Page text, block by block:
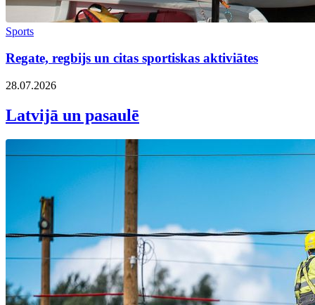
Sports
Regate, regbijs un citas sportiskas aktiviātes
28.07.2026
Latvijā un pasaulē